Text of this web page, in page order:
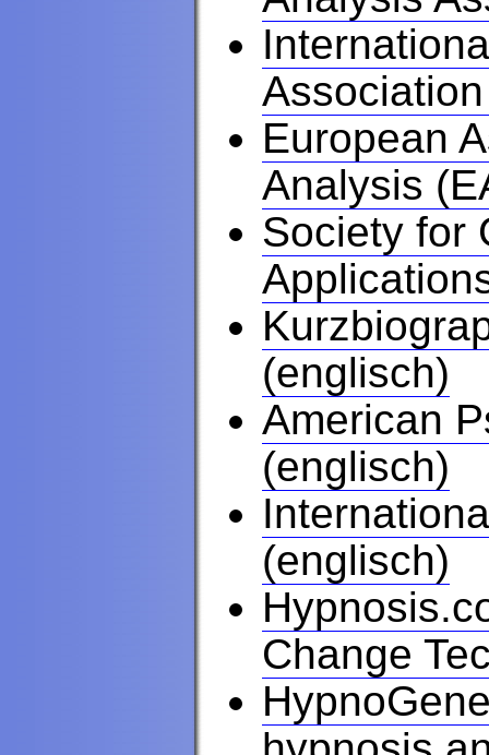
European
Analysis
Society for
(englisch)
American
(englisch)
(englisch)
Change